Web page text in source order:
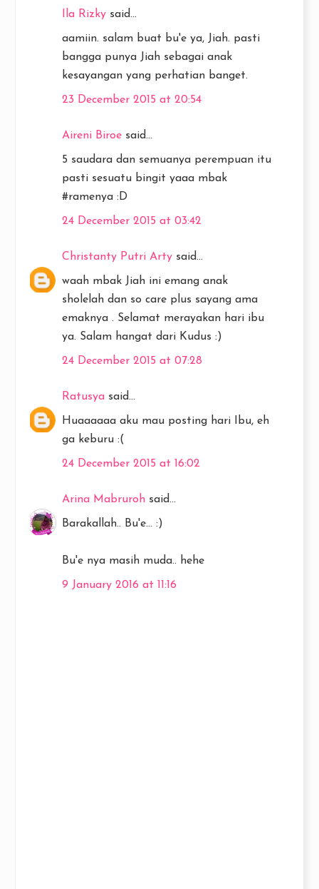
Ila Rizky said...
aamiin. salam buat bu'e ya, Jiah. pasti
bangga punya Jiah sebagai anak
kesayangan yang perhatian banget.
23 December 2015 at 20:54
Aireni Biroe said...
5 saudara dan semuanya perempuan itu
pasti sesuatu bingit yaaa mbak
#ramenya :D
24 December 2015 at 03:42
Christanty Putri Arty said...
waah mbak Jiah ini emang anak
sholelah dan so care plus sayang ama
emaknya . Selamat merayakan hari ibu
ya. Salam hangat dari Kudus :)
24 December 2015 at 07:28
Ratusya said...
Huaaaaaa aku mau posting hari Ibu, eh
ga keburu :(
24 December 2015 at 16:02
Arina Mabruroh said...
Barakallah.. Bu'e... :)
Bu'e nya masih muda.. hehe
9 January 2016 at 11:16